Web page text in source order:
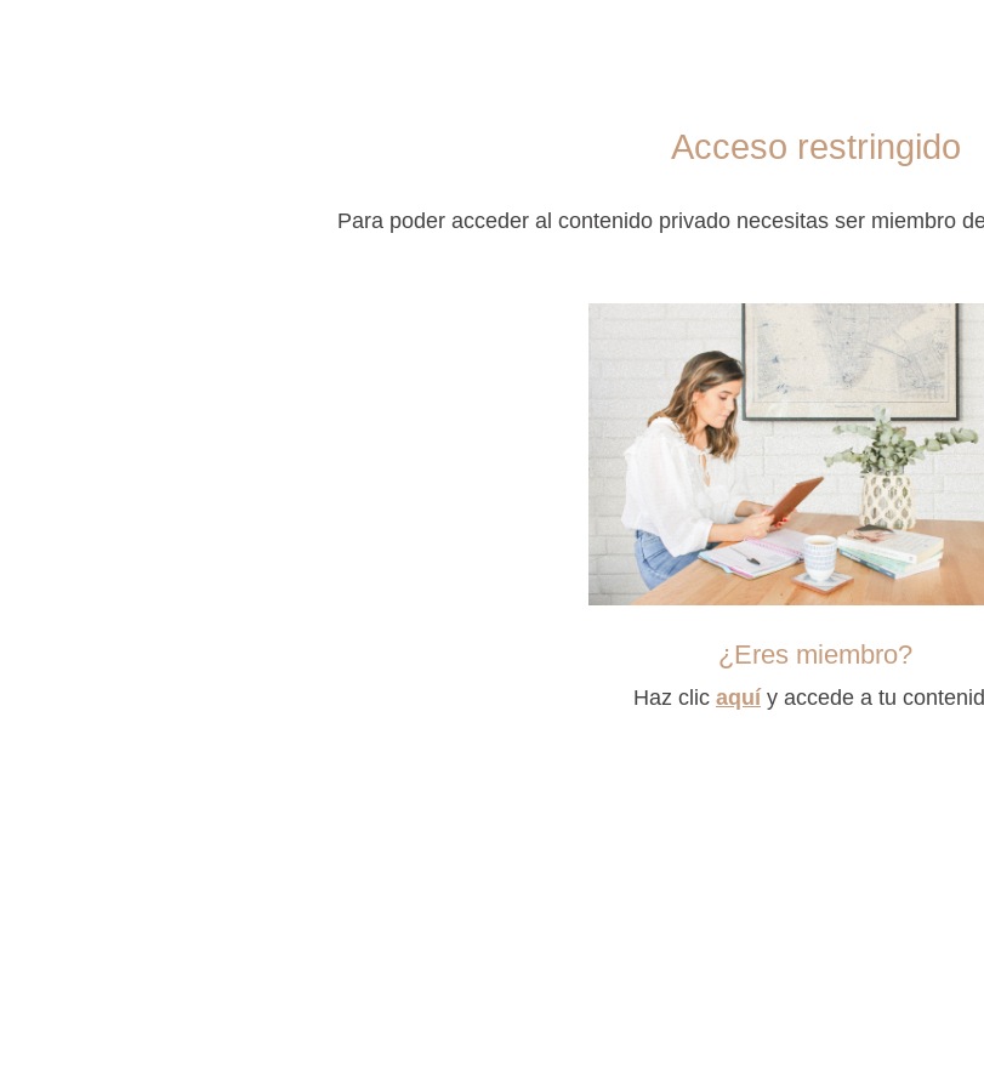
Acceso restringido
Para poder acceder al contenido privado necesitas ser miembro
¿Eres miembro?
Haz clic aquíy accede a tu